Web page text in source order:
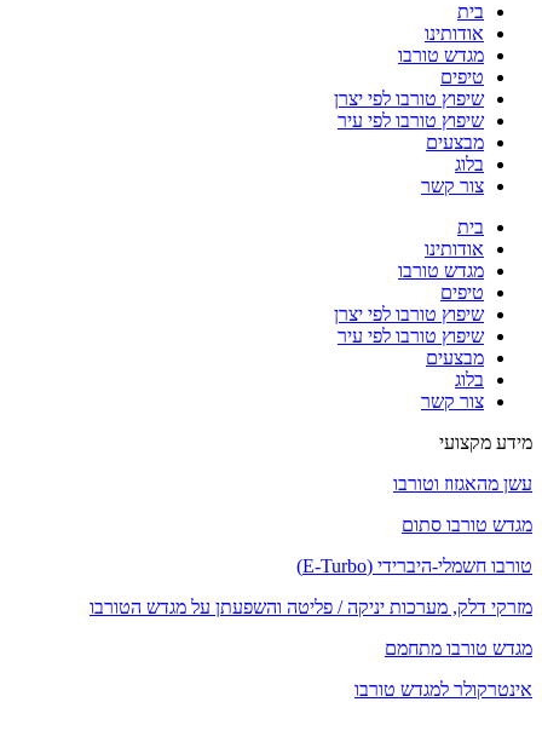
בית
אודותינו
מגדש טורבו
טיפים
שיפוץ טורבו לפי יצרן
שיפוץ טורבו לפי עיר
מבצעים
בלוג
צור קשר
בית
אודותינו
מגדש טורבו
טיפים
שיפוץ טורבו לפי יצרן
שיפוץ טורבו לפי עיר
מבצעים
בלוג
צור קשר
מידע מקצועי
עשן מהאגזוז וטורבו
מגדש טורבו סתום
טורבו חשמלי-היברידי (E-Turbo)
מזרקי דלק, מערכות יניקה / פליטה והשפעתן על מגדש הטורבו
מגדש טורבו מתחמם
אינטרקולר למגדש טורבו